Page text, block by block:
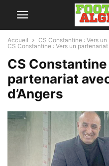
Accueil
CS Constantine : Vers un
CS Constantine : Vers un
CS
partenariat
d’Angers